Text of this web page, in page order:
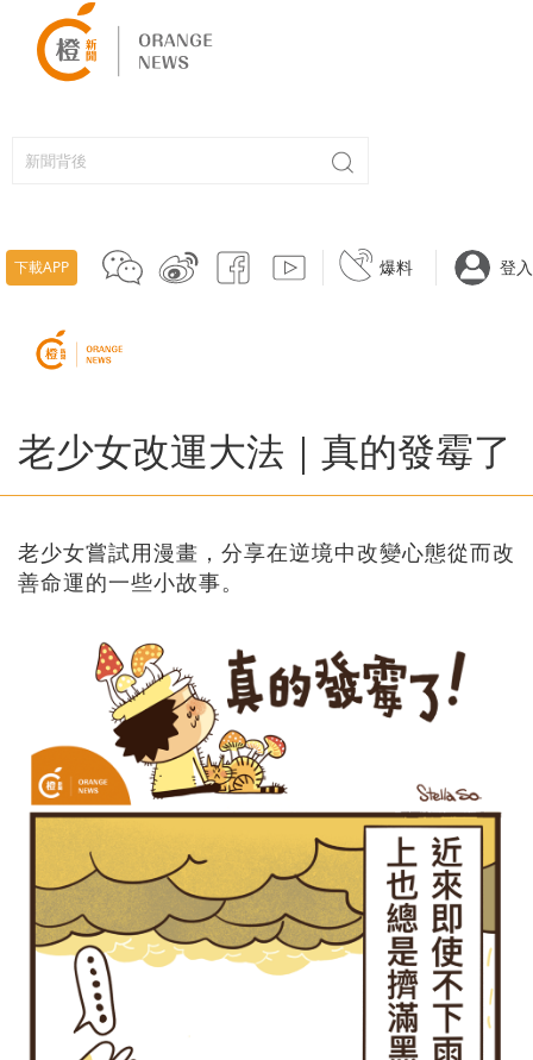
下載APP 爆料 登入
老少女改運大法｜真的發霉了
老少女嘗試用漫畫，分享在逆境中改變心態從而改
善命運的一些小故事。